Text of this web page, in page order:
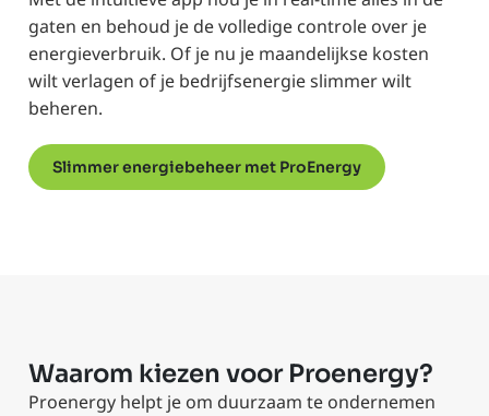
gaten en behoud je de volledige controle over je
energieverbruik. Of je nu je maandelijkse kosten
wilt verlagen of je bedrijfsenergie slimmer wilt
beheren.
Slimmer energiebeheer met ProEnergy
Waarom kiezen voor Proenergy?
Proenergy helpt je om duurzaam te ondernemen